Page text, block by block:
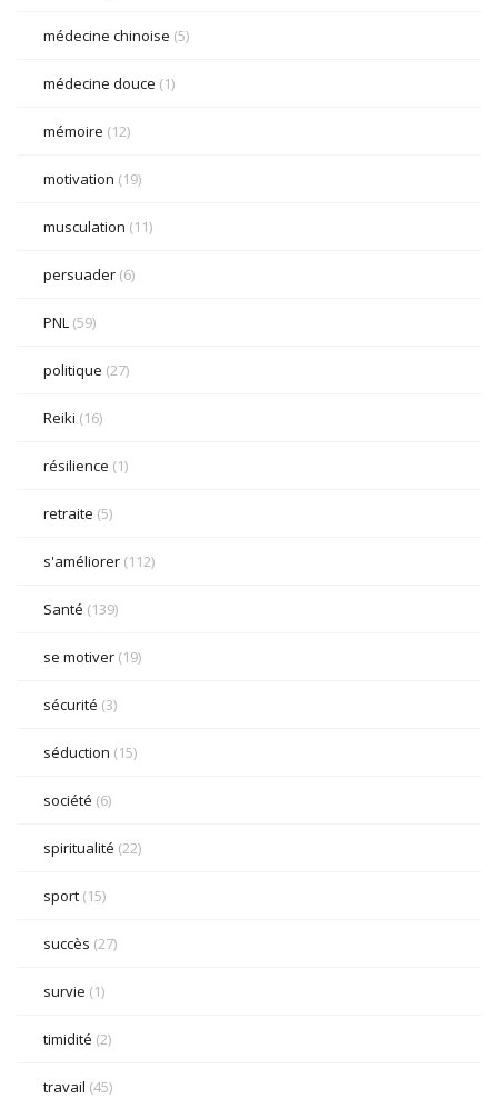
médecine chinoise (5)
médecine douce (1)
mémoire (12)
motivation (19)
musculation (11)
persuader (6)
PNL (59)
politique (27)
Reiki (16)
résilience (1)
retraite (5)
s'améliorer (112)
Santé (139)
se motiver (19)
sécurité (3)
séduction (15)
société (6)
spiritualité (22)
sport (15)
succès (27)
survie (1)
timidité (2)
travail (45)